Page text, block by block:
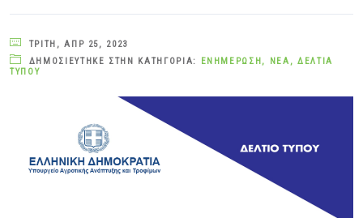
ΤΡΊΤΗ, ΑΠΡ 25, 2023
ΔΗΜΟΣΙΕΎΤΗΚΕ ΣΤΗΝ ΚΑΤΗΓΟΡΊΑ:
ΕΝΗΜΈΡΩΣΗ, ΝΈΑ , ΔΕΛΤΊΑ
ΤΎΠΟΥ